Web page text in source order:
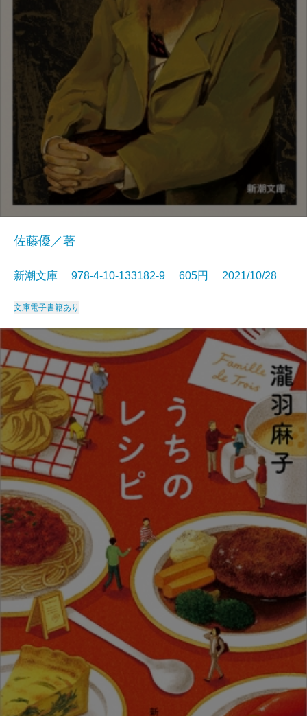
佐藤優／著
新潮文庫 978-4-10-133182-9 605円 2021/10/28
文庫電子書籍あり